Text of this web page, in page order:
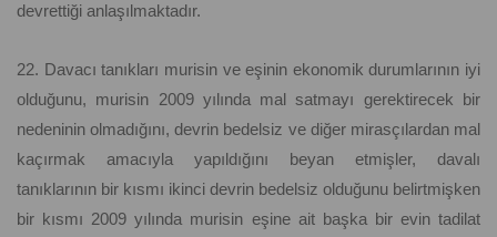
devrettiği anlaşılmaktadır.
22. Davacı tanıkları murisin ve eşinin ekonomik durumlarının iyi
olduğunu, murisin 2009 yılında mal satmayı gerektirecek bir
nedeninin olmadığını, devrin bedelsiz ve diğer mirasçılardan mal
kaçırmak amacıyla yapıldığını beyan etmişler, davalı
tanıklarının bir kısmı ikinci devrin bedelsiz olduğunu belirtmişken
bir kısmı 2009 yılında murisin eşine ait başka bir evin tadilat